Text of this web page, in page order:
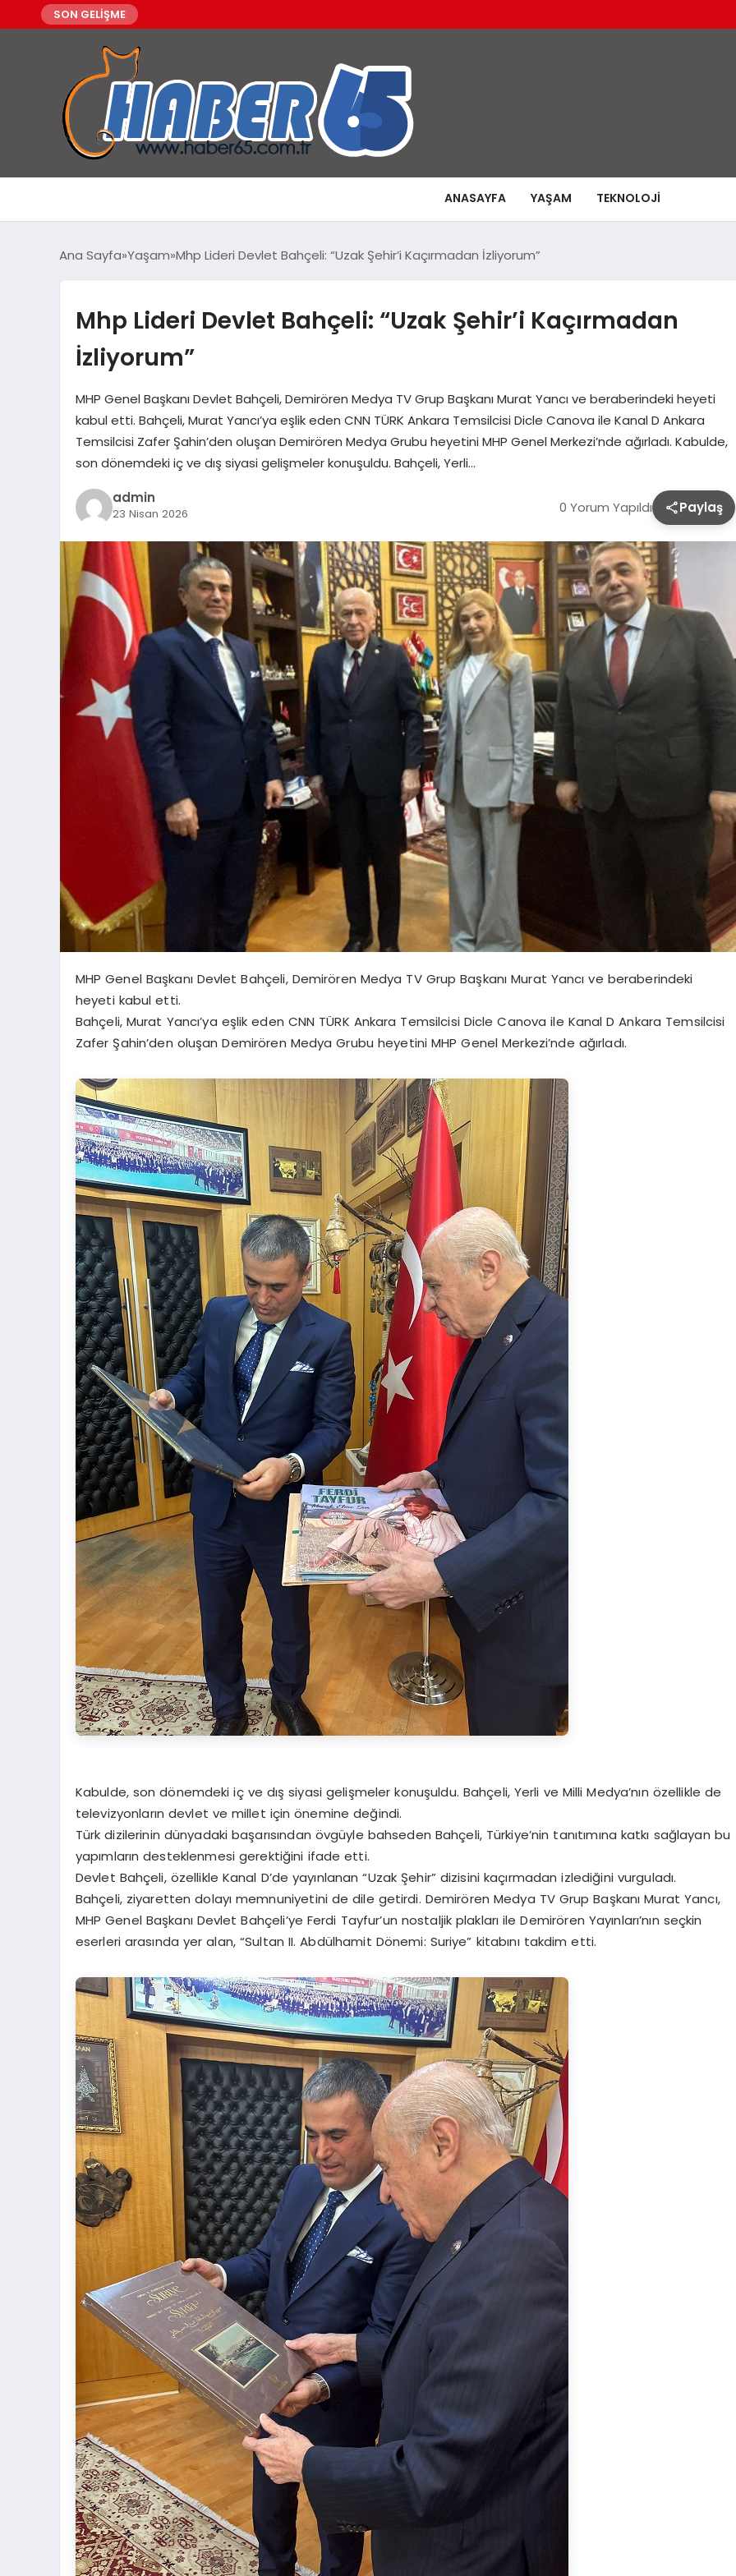
SON GELİŞME
ANASAYFA YAŞAM TEKNOLOJI
Ana Sayfa Yaşam Mhp Lideri Devlet Bahçeli: “Uzak Şehir’i Kaçırmadan İzliyorum”
Mhp Lideri Devlet Bahçeli: “Uzak Şehir’i Kaçırmadan
İzliyorum”
MHP Genel Başkanı Devlet Bahçeli, Demirören Medya TV Grup Başkanı Murat Yancı ve beraberindeki heyeti
kabul etti. Bahçeli, Murat Yancı’ya eşlik eden CNN TÜRK Ankara Temsilcisi Dicle Canova ile Kanal D Ankara
Temsilcisi Zafer Şahin’den oluşan Demirören Medya Grubu heyetini MHP Genel Merkezi’nde ağırladı. Kabulde,
son dönemdeki iç ve dış siyasi gelişmeler konuşuldu. Bahçeli, Yerli…
admin
23 Nisan 2026 0 Yorum Yapıldı Paylaş
MHP Genel Başkanı Devlet Bahçeli, Demirören Medya TV Grup Başkanı Murat Yancı ve beraberindeki
heyeti kabul etti.
Bahçeli, Murat Yancı’ya eşlik eden CNN TÜRK Ankara Temsilcisi Dicle Canova ile Kanal D Ankara Temsilcisi
Zafer Şahin’den oluşan Demirören Medya Grubu heyetini MHP Genel Merkezi’nde ağırladı.
Kabulde, son dönemdeki iç ve dış siyasi gelişmeler konuşuldu. Bahçeli, Yerli ve Milli Medya’nın özellikle de
televizyonların devlet ve millet için önemine değindi.
Türk dizilerinin dünyadaki başarısından övgüyle bahseden Bahçeli, Türkiye’nin tanıtımına katkı sağlayan bu
yapımların desteklenmesi gerektiğini ifade etti.
Devlet Bahçeli, özellikle Kanal D’de yayınlanan “Uzak Şehir” dizisini kaçırmadan izlediğini vurguladı.
Bahçeli, ziyaretten dolayı memnuniyetini de dile getirdi. Demirören Medya TV Grup Başkanı Murat Yancı,
MHP Genel Başkanı Devlet Bahçeli’ye Ferdi Tayfur’un nostaljik plakları ile Demirören Yayınları’nın seçkin
eserleri arasında yer alan, “Sultan II. Abdülhamit Dönemi: Suriye” kitabını takdim etti.